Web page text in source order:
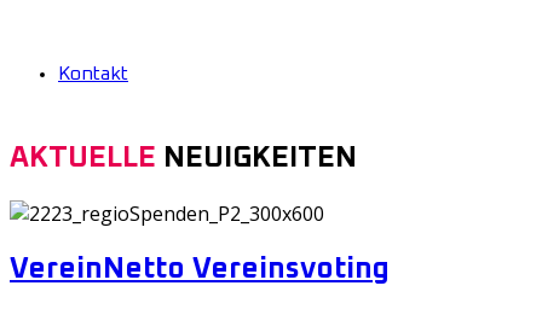
Kontakt
AKTUELLE NEUIGKEITEN
Verein Netto Vereinsvoting